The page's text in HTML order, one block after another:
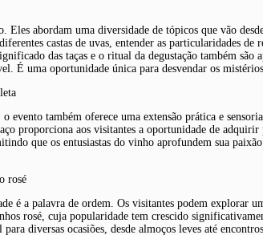
Eles abordam uma diversidade de tópicos que vão
castas de uvas, entender as particularidades
das taças e o ritual da degustação também
É uma oportunidade única para desvendar os
evento também oferece uma extensão prática e
proporciona aos visitantes a oportunidade de
que os entusiastas do vinho aprofundem sua
rosé
é a palavra de ordem. Os visitantes podem explorar
rosé, cuja popularidade tem crescido
diversas ocasiões, desde almoços leves até